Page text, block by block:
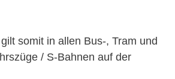
somit in allen Bus-, Tram und
/ S-Bahnen auf der